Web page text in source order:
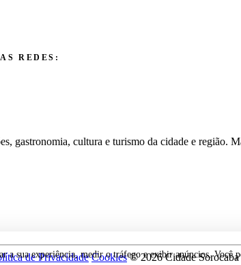
REDES:
gastronomia, cultura e turismo da cidade e região.
de Privacidade Cookies © 2026 Cidade Sorocaba
a sua experiência, medir o tráfego e exibir anúncios. Você